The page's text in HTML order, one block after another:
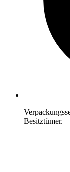
Besitztümer.